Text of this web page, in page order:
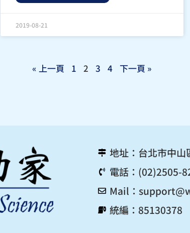
2019-08-21
« 上一頁 1 2 3 4 下一頁 »
地址：台北市中
電話：(02)2505-
Mail：
統編：85130378